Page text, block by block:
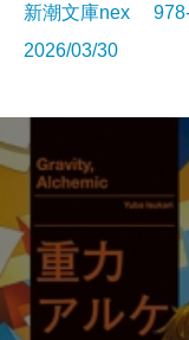
新潮文庫nex
2026/03/30